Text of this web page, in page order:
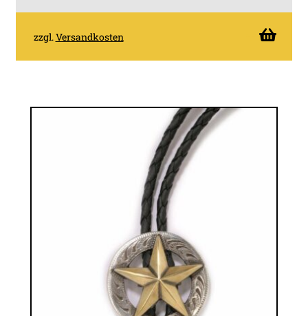
zzgl.Versandkosten